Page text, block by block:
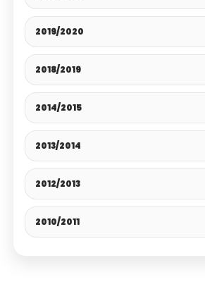
2019/2020
2018/2019
2014/2015
2013/2014
2012/2013
2010/2011